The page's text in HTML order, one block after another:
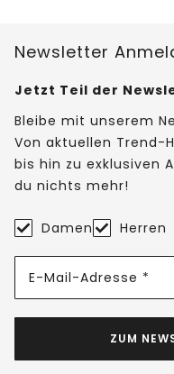
Newsletter
Jetzt Teil der
Bleibe mit unserem
Von aktuellen Trend-
bis hin zu exklusiven
du nichts mehr!
Damen Herren
E-Mail-Adresse *
ZUM